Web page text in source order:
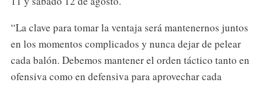
“La clave para tomar la ventaja será mantenernos juntos
en los momentos complicados y nunca dejar de pelear
cada balón. Debemos mantener el orden táctico tanto en
ofensiva como en defensiva para aprovechar cada